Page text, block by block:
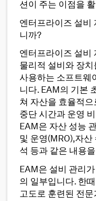
션이 주는 이점을
엔터프라이즈 설비
니까?
엔터프라이즈 설비
물리적 설비와 장
사용하는 소프트웨
니다. EAM의 기본
쳐 자산을 효율적
중단 시간과 운영
EAM은 자산 성능
및 운영(MRO),자산
석 등과 같은 내용
EAM은 설비 관리
의 일부입니다. 한
고도로 훈련된 전